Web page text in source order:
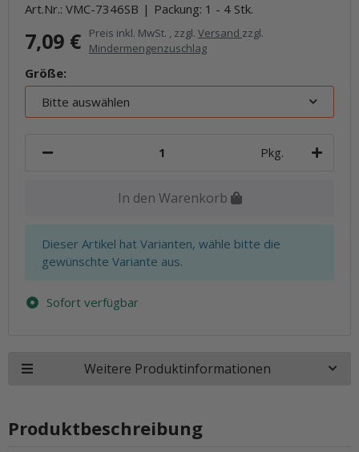
Art.Nr.: VMC-7346SB Packung: 1 - 4 Stk.
7,09 € Preis inkl. MwSt. , zzgl. Versand zzgl.
Mindermengenzuschlag
Größe:
Bitte auswählen
Pkg.
In den Warenkorb
x
Dieser Artikel hat Varianten, wähle bitte die
gewünschte Variante aus.
Sofort verfügbar
Weitere Produktinformationen
Produktbeschreibung